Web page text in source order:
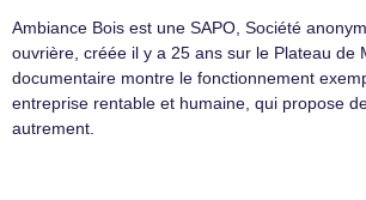
Ambiance Bois est une SAPO, Société
ouvrière, créée il y a 25 ans sur le Plateau de
documentaire montre le fonctionnement
entreprise rentable et humaine, qui propose
autrement.